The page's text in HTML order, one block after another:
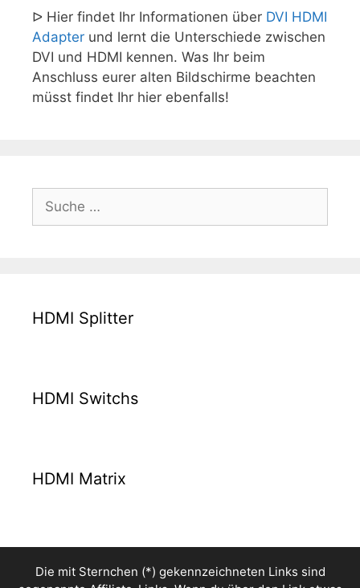
ᐅ Hier findet Ihr Informationen über DVI HDMI
Adapter und lernt die Unterschiede zwischen
DVI und HDMI kennen. Was Ihr beim
Anschluss eurer alten Bildschirme beachten
müsst findet Ihr hier ebenfalls!
Suche
nach:
HDMI Splitter
HDMI Switchs
HDMI Matrix
Die mit Sternchen (*) gekennzeichneten Links sind